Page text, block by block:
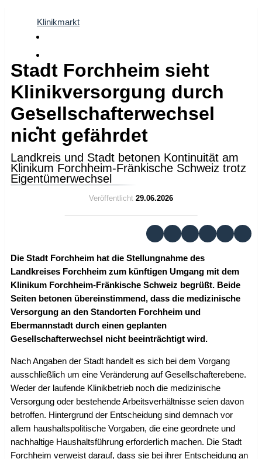
Klinikmarkt
Stadt Forchheim sieht
Klinikversorgung durch
Gesellschafterwechsel
nicht gefährdet
Landkreis und Stadt betonen Kontinuität am
Klinikum Forchheim-Fränkische Schweiz trotz
Eigentümerwechsel
Veröffentlicht 29.06.2026
Die Stadt Forchheim hat die Stellungnahme des
Landkreises Forchheim zum künftigen Umgang mit dem
Klinikum Forchheim-Fränkische Schweiz begrüßt. Beide
Seiten betonen übereinstimmend, dass die medizinische
Versorgung an den Standorten Forchheim und
Ebermannstadt durch einen geplanten
Gesellschafterwechsel nicht beeinträchtigt wird.
Nach Angaben der Stadt handelt es sich bei dem Vorgang
ausschließlich um eine Veränderung auf Gesellschafterebene.
Weder der laufende Klinikbetrieb noch die medizinische
Versorgung oder bestehende Arbeitsverhältnisse seien davon
betroffen. Hintergrund der Entscheidung sind demnach vor
allem haushaltspolitische Vorgaben, die eine geordnete und
nachhaltige Haushaltsführung erforderlich machen. Die Stadt
Forchheim verweist darauf, dass sie bei ihrer Entscheidung an